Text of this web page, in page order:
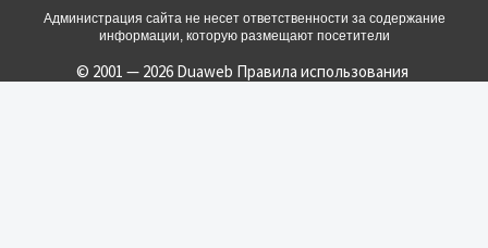
Администрация сайта не несет ответственности за содержание
информации, которую размещают посетители
© 2001 — 2026 Duaweb Правила использования